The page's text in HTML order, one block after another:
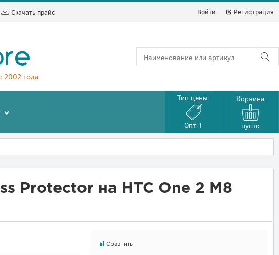
Скачать прайс Войти Регистрация
2002 года
Тип цены:
Опт 1
Корзина
пусто
Protector на HTC One 2 M8
Сравнить